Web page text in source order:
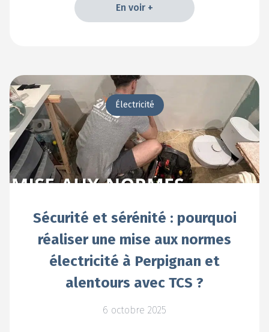
En voir +
Électricité
Sécurité et sérénité : pourquoi
réaliser une mise aux normes
électricité à Perpignan et
alentours avec TCS ?
6 octobre 2025